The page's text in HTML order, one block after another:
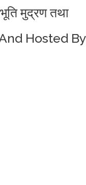
मुद्रण तथा
Hosted By